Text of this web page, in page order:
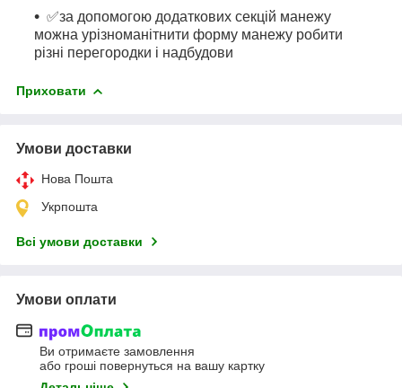
✅за допомогою додаткових секцій манежу
можна урізноманітнити форму манежу робити
різні перегородки і надбудови
Приховати
Умови доставки
Нова Пошта
Укрпошта
Всі умови доставки
Умови оплати
Ви отримаєте замовлення
або гроші повернуться на вашу картку